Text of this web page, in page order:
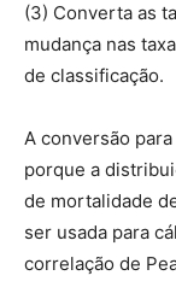
(3) Converta as
mudança nas
de classificação.
A conversão
porque a
de mortalidade
ser usada para
correlação de